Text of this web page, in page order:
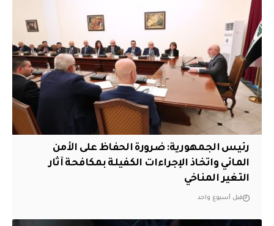
رئيس الجمهورية: ضرورة الحفاظ على الأمن
المائي واتخاذ الإجراءات الكفيلة بمكافحة آثار
التغير المناخي
قبل أسبوع واحد